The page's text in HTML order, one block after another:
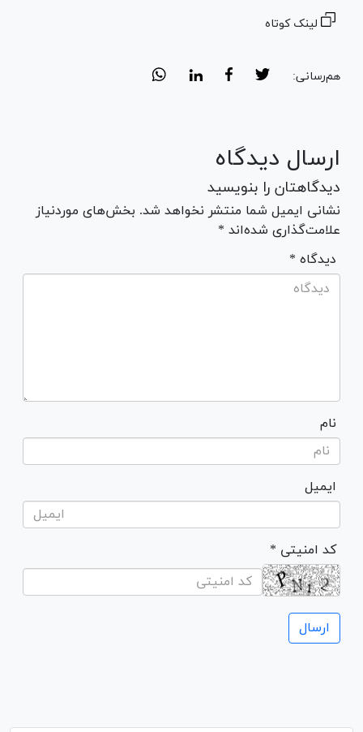
لینک کوتاه
هم‌رسانی:
ارسال دیدگاه
دیدگاهتان را بنویسید
نشانی ایمیل شما منتشر نخواهد شد. بخش‌های موردنیاز
علامت‌گذاری شده‌اند *
* دیدگاه
نام
ایمیل
* کد امنیتی